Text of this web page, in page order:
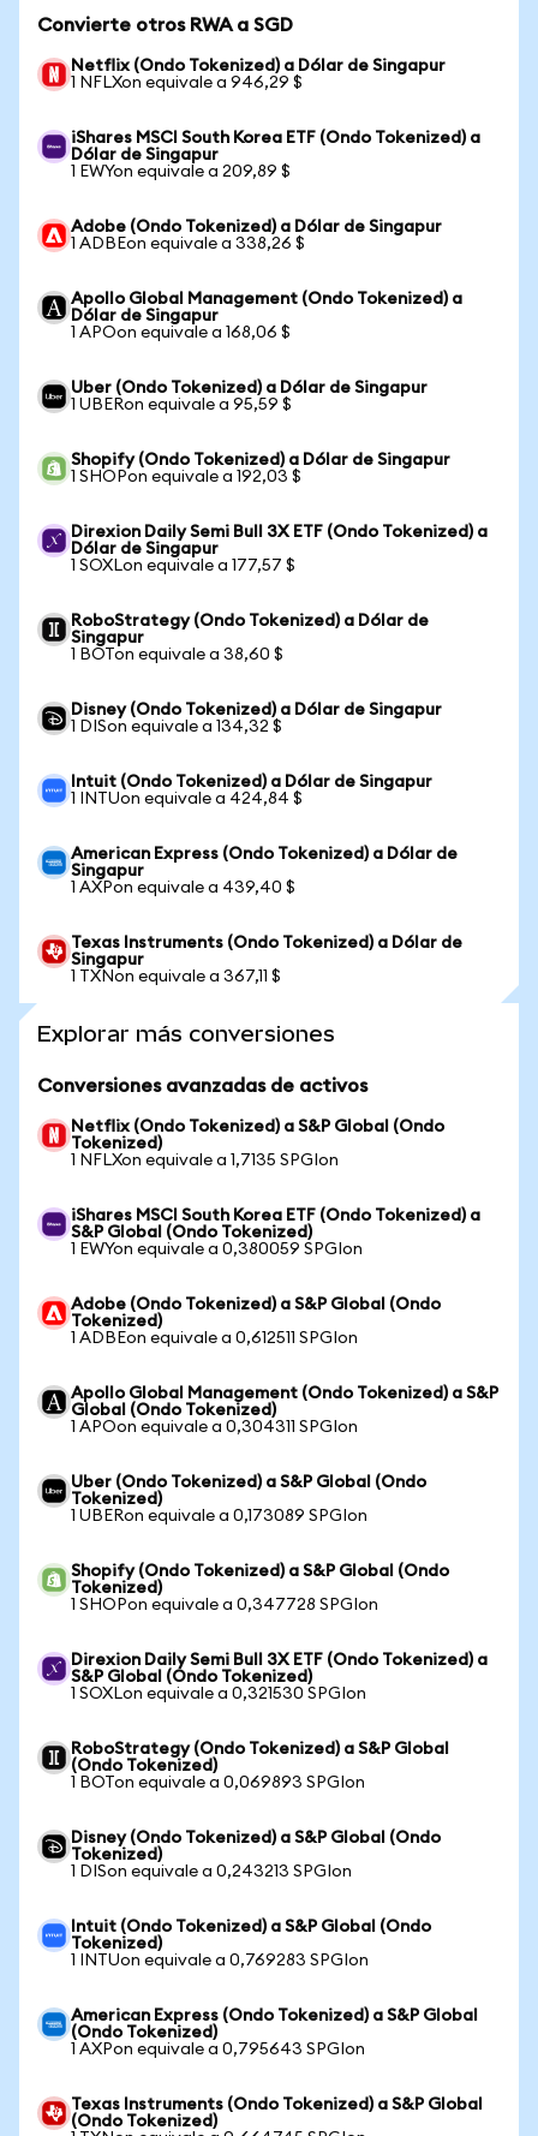
Convierte otros RWA a SGD
Netflix (Ondo Tokenized) a Dólar de Singapur
1 NFLXon equivale a 946,29 $
iShares MSCI South Korea ETF (Ondo Tokenized) a
Dólar de Singapur
1 EWYon equivale a 209,89 $
Adobe (Ondo Tokenized) a Dólar de Singapur
1 ADBEon equivale a 338,26 $
Apollo Global Management (Ondo Tokenized) a
Dólar de Singapur
1 APOon equivale a 168,06 $
Uber (Ondo Tokenized) a Dólar de Singapur
1 UBERon equivale a 95,59 $
Shopify (Ondo Tokenized) a Dólar de Singapur
1 SHOPon equivale a 192,03 $
Direxion Daily Semi Bull 3X ETF (Ondo Tokenized) a
Dólar de Singapur
1 SOXLon equivale a 177,57 $
RoboStrategy (Ondo Tokenized) a Dólar de
Singapur
1 BOTon equivale a 38,60 $
Disney (Ondo Tokenized) a Dólar de Singapur
1 DISon equivale a 134,32 $
Intuit (Ondo Tokenized) a Dólar de Singapur
1 INTUon equivale a 424,84 $
American Express (Ondo Tokenized) a Dólar de
Singapur
1 AXPon equivale a 439,40 $
Texas Instruments (Ondo Tokenized) a Dólar de
Singapur
1 TXNon equivale a 367,11 $
Explorar más conversiones
Conversiones avanzadas de activos
Netflix (Ondo Tokenized) a S&P Global (Ondo
Tokenized)
1 NFLXon equivale a 1,7135 SPGIon
iShares MSCI South Korea ETF (Ondo Tokenized) a
S&P Global (Ondo Tokenized)
1 EWYon equivale a 0,380059 SPGIon
Adobe (Ondo Tokenized) a S&P Global (Ondo
Tokenized)
1 ADBEon equivale a 0,612511 SPGIon
Apollo Global Management (Ondo Tokenized) a S&P
Global (Ondo Tokenized)
1 APOon equivale a 0,304311 SPGIon
Uber (Ondo Tokenized) a S&P Global (Ondo
Tokenized)
1 UBERon equivale a 0,173089 SPGIon
Shopify (Ondo Tokenized) a S&P Global (Ondo
Tokenized)
1 SHOPon equivale a 0,347728 SPGIon
Direxion Daily Semi Bull 3X ETF (Ondo Tokenized) a
S&P Global (Ondo Tokenized)
1 SOXLon equivale a 0,321530 SPGIon
RoboStrategy (Ondo Tokenized) a S&P Global
(Ondo Tokenized)
1 BOTon equivale a 0,069893 SPGIon
Disney (Ondo Tokenized) a S&P Global (Ondo
Tokenized)
1 DISon equivale a 0,243213 SPGIon
Intuit (Ondo Tokenized) a S&P Global (Ondo
Tokenized)
1 INTUon equivale a 0,769283 SPGIon
American Express (Ondo Tokenized) a S&P Global
(Ondo Tokenized)
1 AXPon equivale a 0,795643 SPGIon
Texas Instruments (Ondo Tokenized) a S&P Global
(Ondo Tokenized)